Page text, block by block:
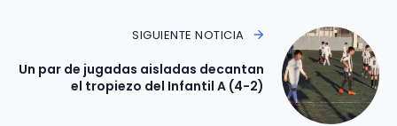
SIGUIENTE NOTICIA
Un par de jugadas aisladas decantan
el tropiezo del Infantil A (4-2)